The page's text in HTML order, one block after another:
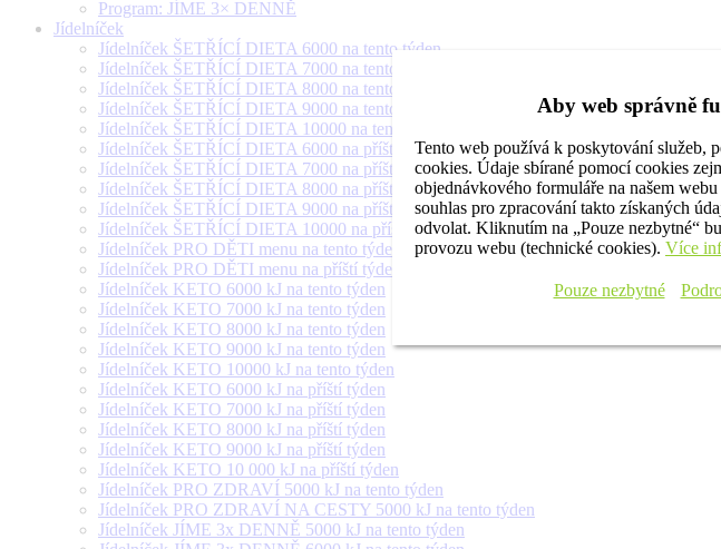
Aby web správně
Tento web používá k poskytování služeb,
cookies. Údaje sbírané pomocí cookies
objednávkového formuláře na našem
souhlas pro zpracování takto získaných
odvolat. Kliknutím na „Pouze nezbytné“
provozu webu (technické cookies). Více
Pouze nezbytné
Program: JÍME 3× DENNĚ
Jídelníček
Jídelníček ŠETŘÍCÍ DIETA 6000 na tento týden
Jídelníček ŠETŘÍCÍ DIETA 7000 na tento týden
Jídelníček ŠETŘÍCÍ DIETA 8000 na tento týden
Jídelníček ŠETŘÍCÍ DIETA 9000 na tento týden
Jídelníček ŠETŘÍCÍ DIETA 10000 na tento týden
Jídelníček ŠETŘÍCÍ DIETA 6000 na příští týden
Jídelníček ŠETŘÍCÍ DIETA 7000 na příští týden
Jídelníček ŠETŘÍCÍ DIETA 8000 na příští týden
Jídelníček ŠETŘÍCÍ DIETA 9000 na příští týden
Jídelníček ŠETŘÍCÍ DIETA 10000 na příští týden
Jídelníček PRO DĚTI menu na tento týden
Jídelníček PRO DĚTI menu na příští týden
Jídelníček KETO 6000 kJ na tento týden
Jídelníček KETO 7000 kJ na tento týden
Jídelníček KETO 8000 kJ na tento týden
Jídelníček KETO 9000 kJ na tento týden
Jídelníček KETO 10000 kJ na tento týden
Jídelníček KETO 6000 kJ na příští týden
Jídelníček KETO 7000 kJ na příští týden
Jídelníček KETO 8000 kJ na příští týden
Jídelníček KETO 9000 kJ na příští týden
Jídelníček KETO 10 000 kJ na příští týden
Jídelníček PRO ZDRAVÍ 5000 kJ na tento týden
Jídelníček PRO ZDRAVÍ NA CESTY 5000 kJ na tento týden
Jídelníček JÍME 3x DENNĚ 5000 kJ na tento týden